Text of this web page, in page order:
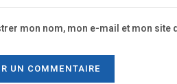
mon nom, mon e-mail et mon